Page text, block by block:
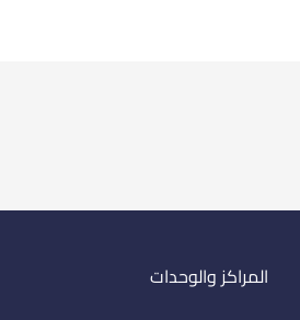
المراكز والوحدات